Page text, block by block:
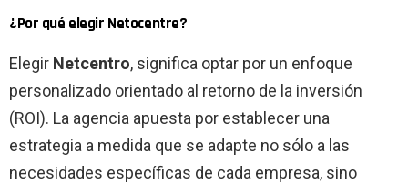
¿Por qué elegir Netocentre?
Elegir Netcentro, significa optar por un enfoque
personalizado orientado al retorno de la inversión
(ROI). La agencia apuesta por establecer una
estrategia a medida que se adapte no sólo a las
necesidades específicas de cada empresa, sino